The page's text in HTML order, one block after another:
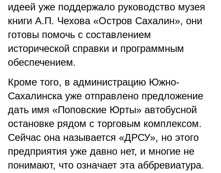
идеей уже поддержало руководство музея
книги А.П. Чехова «Остров Сахалин», они
готовы помочь с составлением
исторической справки и программным
обеспечением.
Кроме того, в администрацию Южно-
Сахалинска уже отправлено предложение
дать имя «Поповские Юрты» автобусной
остановке рядом с торговым комплексом.
Сейчас она называется «ДРСУ», но этого
предприятия уже давно нет, и многие не
понимают, что означает эта аббревиатура.